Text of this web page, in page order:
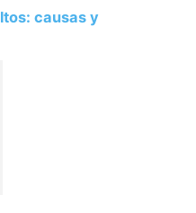
causas y